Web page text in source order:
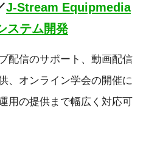
J-Stream Equipmedia
ステム開発
配信のサポート、動画配信
、オンライン学会の開催に
用の提供まで幅広く対応可